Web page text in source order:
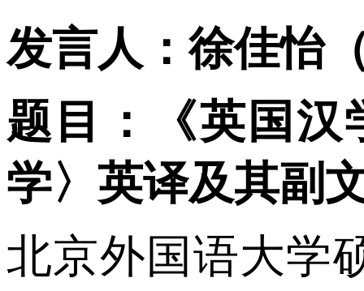
发言人：徐佳怡
题目：《英国
学〉英译及其副
北京外国语大学